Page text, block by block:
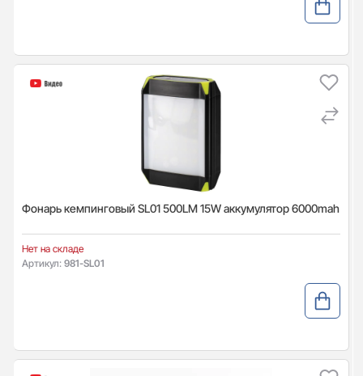
Фонарь кемпинговый SL01 500LM 15W аккумулятор 6000mah
Нет на складе
Артикул: 981-SL01